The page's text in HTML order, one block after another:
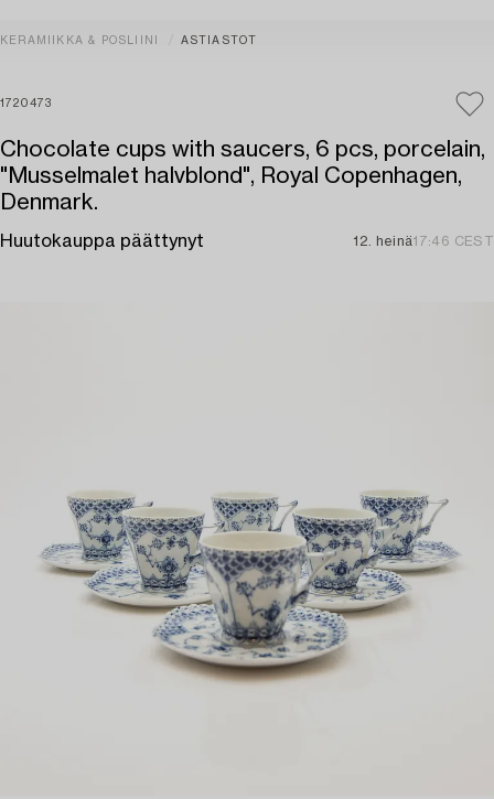
KERAMIIKKA & POSLIINI ASTIASTOT
1720473
Chocolate cups with saucers, 6 pcs, porcelain,
"Musselmalet halvblond", Royal Copenhagen,
Denmark.
Huutokauppa päättynyt 12. heinä17:46 CEST